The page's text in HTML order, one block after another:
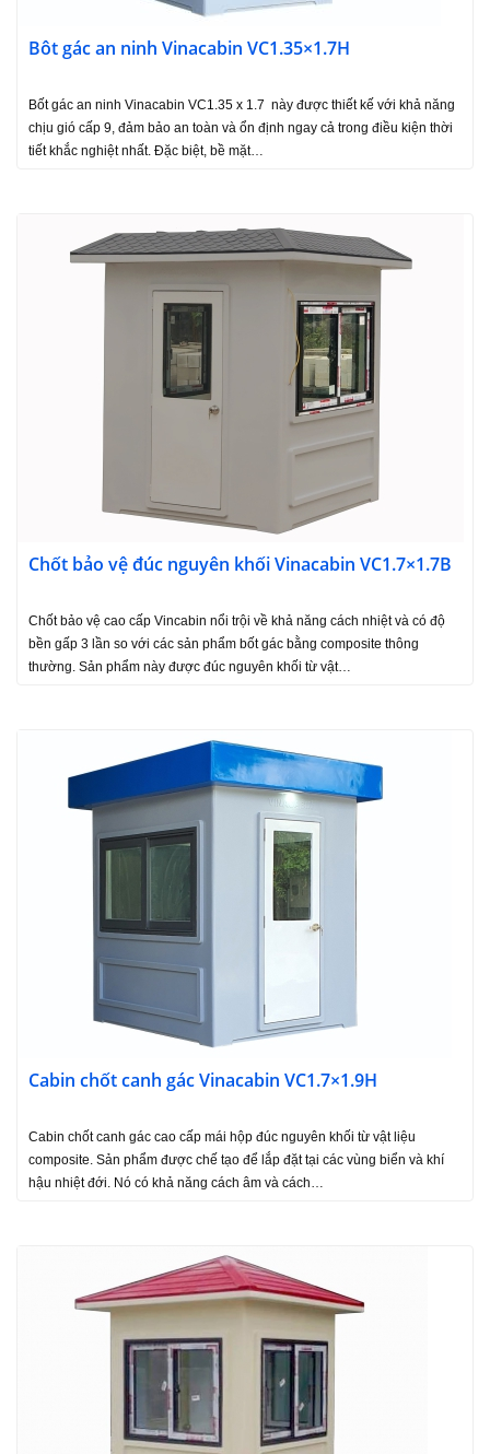
Bôt gác an ninh Vinacabin VC1.35×1.7H
Bốt gác an ninh Vinacabin VC1.35 x 1.7 này được thiết kế với khả năng
chịu gió cấp 9, đảm bảo an toàn và ổn định ngay cả trong điều kiện thời
tiết khắc nghiệt nhất. Đặc biệt, bề mặt…
Chốt bảo vệ đúc nguyên khối Vinacabin VC1.7×1.7B
Chốt bảo vệ cao cấp Vincabin nổi trội về khả năng cách nhiệt và có độ
bền gấp 3 lần so với các sản phẩm bốt gác bằng composite thông
thường. Sản phẩm này được đúc nguyên khối từ vật…
Cabin chốt canh gác Vinacabin VC1.7×1.9H
Cabin chốt canh gác cao cấp mái hộp đúc nguyên khối từ vật liệu
composite. Sản phẩm được chế tạo để lắp đặt tại các vùng biển và khí
hậu nhiệt đới. Nó có khả năng cách âm và cách…